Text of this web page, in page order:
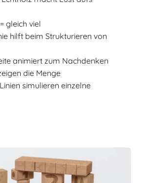
gleich viel
hilft beim Strukturieren von
animiert zum Nachdenken
die Menge
simulieren einzelne